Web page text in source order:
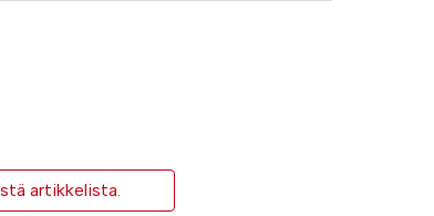
artikkelista.